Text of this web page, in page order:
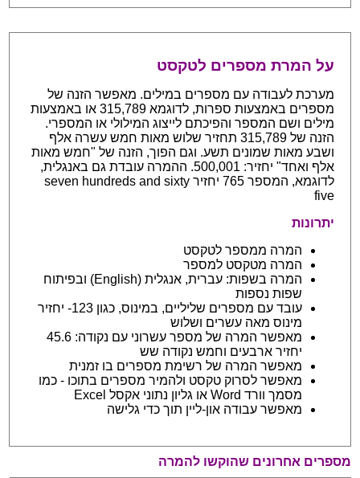
על המרת מספרים לטקסט
מערכת לעבודה עם מספרים במילים. מאפשר הזנה של
מספרים באמצעות ספרות, לדוגמא 315,789 או באמצעות
מילים ושם המספר והפיכתם לייצוג המילולי או המספרי.
הזנה של 315,789 תחזיר שלוש מאות חמש עשרה אלף
ושבע מאות שמונים תשע. וגם הפוך, הזנה של "חמש מאות
אלף ואחד" יחזיר: 500,001. ההמרה עובדת גם באנגלית,
לדוגמא, המספר 765 יחזיר seven hundreds and sixty
five
יתרונות
המרה ממספר לטקסט
המרה מטקסט למספר
המרה בשפות: עברית, אנגלית (English) ובפיתוח
שפות נספות
עובד עם מספרים שליליים, במינוס, כגון 123- יחזיר
מינוס מאה עשרים ושלוש
מאפשר המרה של מספר עשרוני עם נקודה: 45.6
יחזיר ארבעים וחמש נקודה שש
מאפשר המרה של רשימת מספרים בו זמנית
מאפשר לסרוק טקסט ולהמיר מספרים בתוכו - כמו
מסמך וורד Word או גליון נתוני אקסל Excel
מאפשר עבודה און-ליין תוך כדי גלישה
מספרים אחרונים שהוקשו להמרה